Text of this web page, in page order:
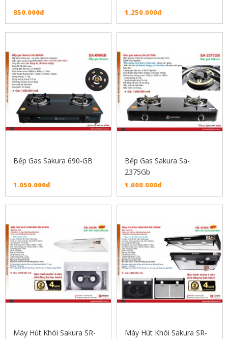
850.000đ 1.250.000đ
Bếp Gas Sakura 690-GB
1.050.000đ
Bếp Gas Sakura Sa-
2375Gb
1.600.000đ
Máy Hút Khói Sakura SR-
Máy Hút Khói Sakura SR-